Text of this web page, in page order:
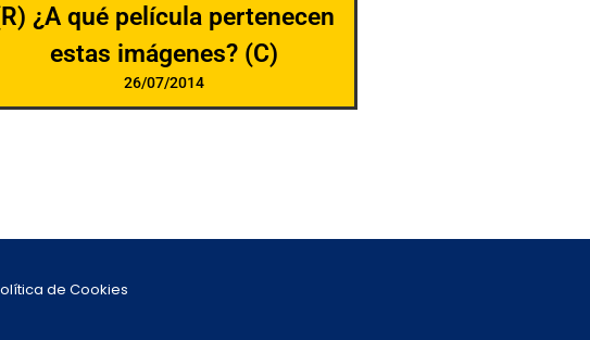
¿A qué película pertenecen
estas imágenes? (C)
26/07/2014
de Cookies